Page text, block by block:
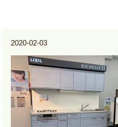
2020-02-03